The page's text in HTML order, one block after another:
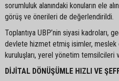
sorumluluk alanındaki konuların ele
görüş ve önerileri de değerlendirildi.
Toplantıya UBP’nin siyasi kadroları,
devlete hizmet etmiş isimler, meslek
kuruluşları, yerel yönetim temsilcileri
DİJİTAL DÖNÜŞÜMLE HIZLI VE